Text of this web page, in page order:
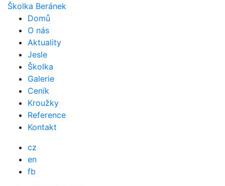
Školka Beránek
Domů
O nás
Aktuality
Jesle
Školka
Galerie
Ceník
Kroužky
Reference
Kontakt
cz
en
fb